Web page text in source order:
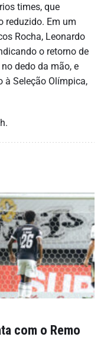
times, que
reduzido. Em um
Rocha, Leonardo
o retorno de
dedo da mão, e
à Seleção Olímpica,
com o Remo